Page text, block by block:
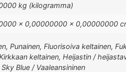
kg (kilogramma)
× 0,00000000 × 0,00000000
Punainen, Fluorisoiva keltainen,
keltainen, Heijastin /
Sky Blue / Vaaleansininen